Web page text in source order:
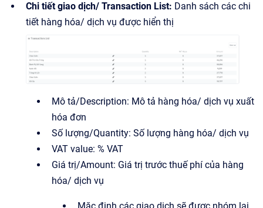
Chi tiết giao dịch/ Transaction List: Danh sách các chi
tiết hàng hóa/ dịch vụ được hiển thị
Mô tả/Description: Mô tả hàng hóa/ dịch vụ xuất
hóa đơn
Số lượng/Quantity: Số lượng hàng hóa/ dịch vụ
VAT value: % VAT
Giá trị/Amount: Giá trị trước thuế phí của hàng
hóa/ dịch vụ
Mặc định các giao dịch sẽ được nhóm lại